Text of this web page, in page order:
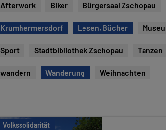
t
s
u
h
Afterwork Biker Bürgersaal Zschopau
Krumhermersdorf Lesen, Bücher
Sport Stadtbibliothek Zschopau Tanzen
wandern Wanderung Weihnachten
Volkssolidarität